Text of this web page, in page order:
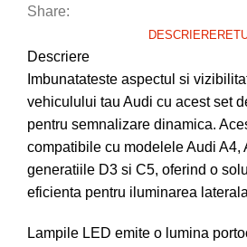
Share:
DESCRIERE
Descriere
Imbunatateste aspectul si
vehiculului tau Audi cu acest set
pentru semnalizare dinamica.
compatibile cu modelele Audi A4,
generatiile D3 si C5, oferind o
eficienta pentru iluminarea
Lampile LED emite o lumina